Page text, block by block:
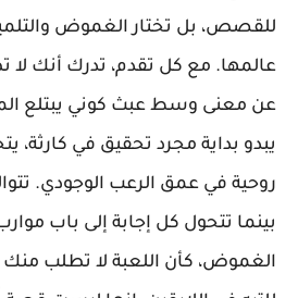
للقصص، بل تختار الغموض
عالمها. مع كل تقدم، تدرك أنك
عن معنى وسط عبث كوني يبتلع
يبدو بداية مجرد تحقيق في كارثة،
روحية في عمق الرعب الوجودي.
بينما تتحول كل إجابة إلى باب
الغموض، كأن اللعبة لا تطلب